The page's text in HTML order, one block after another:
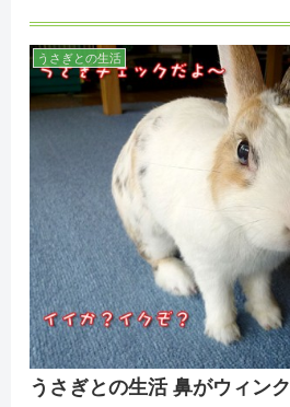
うさぎとの生活
うさぎとの生活 鼻がウィンク